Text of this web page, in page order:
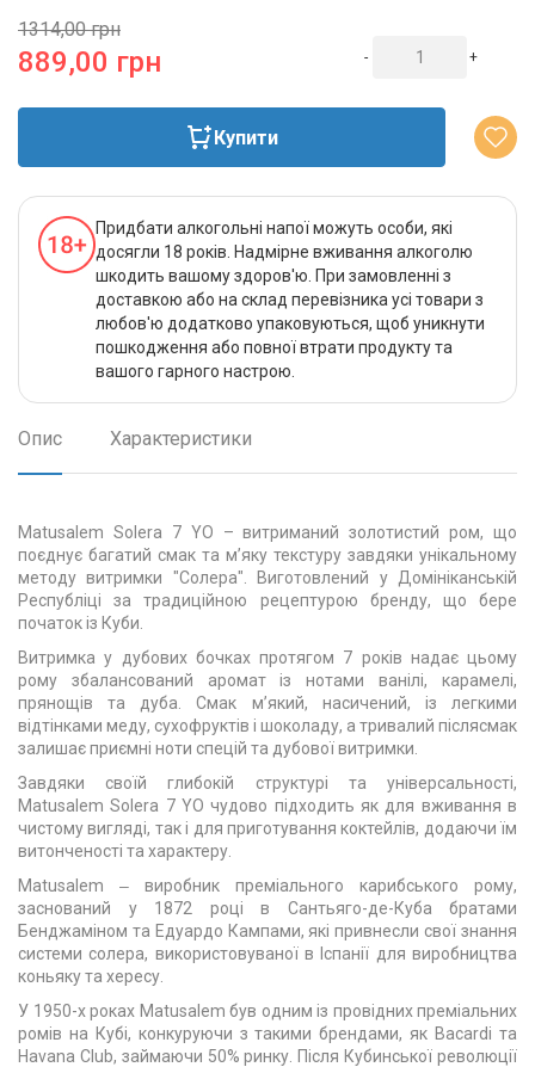
1314,00 грн
889,00 грн - +
Купити
Придбати алкогольні напої можуть особи, які
досягли 18 років. Надмірне вживання алкоголю
шкодить вашому здоров'ю. При замовленні з
доставкою або на склад перевізника усі товари з
любов'ю додатково упаковуються, щоб уникнути
пошкодження або повної втрати продукту та
вашого гарного настрою.
Опис Характеристики
Matusalem Solera 7 YO – витриманий золотистий ром, що
поєднує багатий смак та м’яку текстуру завдяки унікальному
методу витримки "Солера". Виготовлений у Домініканській
Республіці за традиційною рецептурою бренду, що бере
початок із Куби.
Витримка у дубових бочках протягом 7 років надає цьому
рому збалансований аромат із нотами ванілі, карамелі,
прянощів та дуба. Смак м’який, насичений, із легкими
відтінками меду, сухофруктів і шоколаду, а тривалий післясмак
залишає приємні ноти спецій та дубової витримки.
Завдяки своїй глибокій структурі та універсальності,
Matusalem Solera 7 YO чудово підходить як для вживання в
чистому вигляді, так і для приготування коктейлів, додаючи їм
витонченості та характеру.
Matusalem ‒ виробник преміального карибського рому,
заснований у 1872 році в Сантьяго-де-Куба братами
Бенджаміном та Едуардо Кампами, які привнесли свої знання
системи солера, використовуваної в Іспанії для виробництва
коньяку та хересу.
У 1950-х роках Matusalem був одним із провідних преміальних
ромів на Кубі, конкуруючи з такими брендами, як Bacardi та
Havana Club, займаючи 50% ринку. Після Кубинської революції